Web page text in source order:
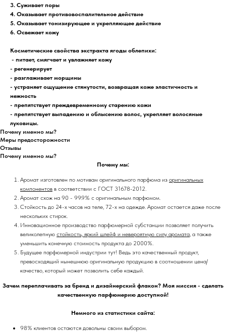
3. Суживает поры
4. Оказывает противовоспалительное действие
5. Оказывает тонизирующее и укрепляющее действие
6. Освежает кожу
Косметические свойства экстракта ягоды облепихи:
- питает, смягчает и увлажняет кожу
- регенерирует
- разглаживает морщины
- устраняет ощущение стянутости, возвращая коже эластичность и
нежность
- препятствует преждевременному старению кожи
- препятствует выпадению и облысению волос, укрепляет волосяные
луковицы.
Почему именно мы?
Меры предосторожности
Отзывы
Почему именно мы?
Почему мы:
Аромат изготовлен по мотивам оригинального парфюма из оригинальных
компонентов в соответствии с ГОСТ 31678-2012.
Аромат схож на 90 - 99.9% с оригинальным парфюмом.
Стойкость до 24-х часов на теле, 72-х на одежде. Аромат остается даже после
нескольких стирок.
Инновационное производство парфюмерной субстанции позволяет получить
великолепную стойкость, яркий шлейф и невероятную силу аромата, а также
уменьшить конечную стоимость продукта до 2000%.
Будущее парфюмерной индустрии тут! Ведь это качественный продукт,
превосходящий нынешнюю оригинальную продукцию в соотношении цена/
качество, который может позволить себе каждый.
Зачем переплачивать за бренд и дизайнерский флакон? Моя миссия - сделать
качественную парфюмерию доступной!
Немного из статистики сайта:
98% клиентов остаются довольны своим выбором.